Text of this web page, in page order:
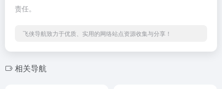
责任。
飞侠导航致力于优质、实用的网络站点资源收集与分享！
相关导航